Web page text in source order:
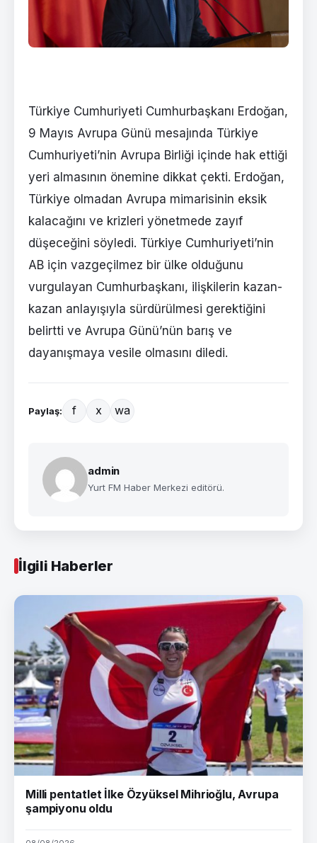
Türkiye Cumhuriyeti Cumhurbaşkanı Erdoğan,
9 Mayıs Avrupa Günü mesajında Türkiye
Cumhuriyeti’nin Avrupa Birliği içinde hak ettiği
yeri almasının önemine dikkat çekti. Erdoğan,
Türkiye olmadan Avrupa mimarisinin eksik
kalacağını ve krizleri yönetmede zayıf
düşeceğini söyledi. Türkiye Cumhuriyeti’nin
AB için vazgeçilmez bir ülke olduğunu
vurgulayan Cumhurbaşkanı, ilişkilerin kazan-
kazan anlayışıyla sürdürülmesi gerektiğini
belirtti ve Avrupa Günü’nün barış ve
dayanışmaya vesile olmasını diledi.
Paylaş: f x wa
admin
Yurt FM Haber Merkezi editörü.
İlgili Haberler
Milli pentatlet İlke Özyüksel Mihrioğlu, Avrupa
şampiyonu oldu